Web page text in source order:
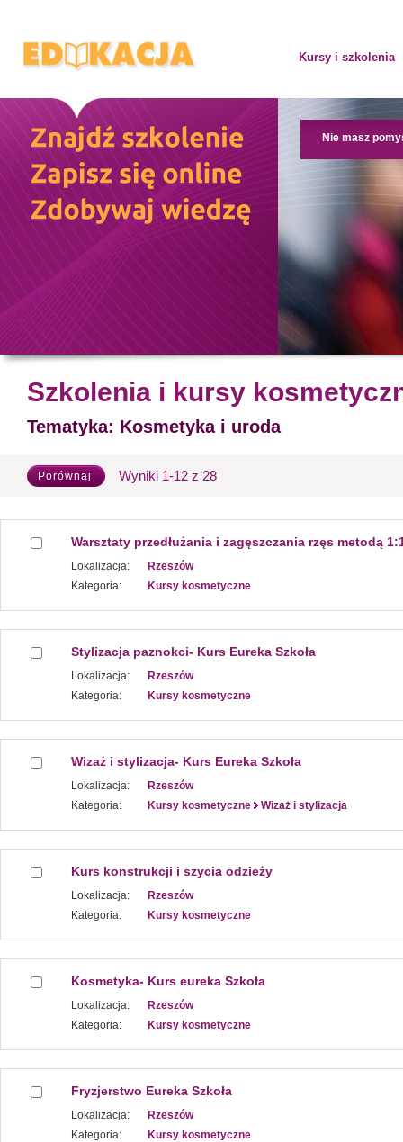
Kursy i szkolenia
Nie masz
Szkolenia i kursy
Tematyka: Kosmetyka i uroda
Porównaj Wyniki 1-12 z 28
Warsztaty przedłużania i zagęszczania rzęs metodą
Lokalizacja:
Rzeszów
Kategoria:
Kursy kosmetyczne
Stylizacja paznokci- Kurs Eureka Szkoła
Lokalizacja:
Rzeszów
Kategoria:
Kursy kosmetyczne
Wizaż i stylizacja- Kurs Eureka Szkoła
Lokalizacja:
Rzeszów
Kategoria:
Kursy kosmetyczne Wizaż i stylizacja
Kurs konstrukcji i szycia odzieży
Lokalizacja:
Rzeszów
Kategoria:
Kursy kosmetyczne
Kosmetyka- Kurs eureka Szkoła
Lokalizacja:
Rzeszów
Kategoria:
Kursy kosmetyczne
Fryzjerstwo Eureka Szkoła
Lokalizacja:
Rzeszów
Kategoria:
Kursy kosmetyczne